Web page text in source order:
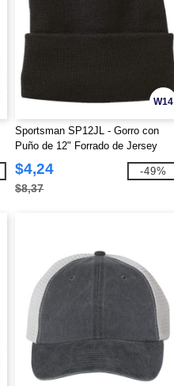
W14
Sportsman SP12JL - Gorro con
Puño de 12" Forrado de Jersey
$4,24
$8,37
-49%